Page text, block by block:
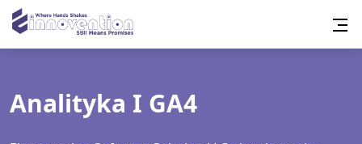
Analityka I GA4